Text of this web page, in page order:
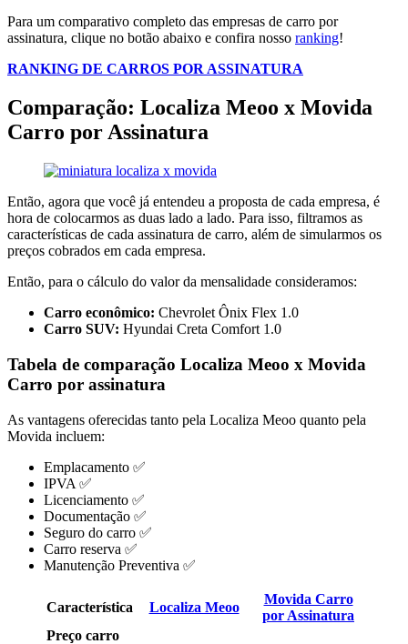
Para um comparativo completo das empresas de carro por
assinatura, clique no botão abaixo e confira nosso ranking!
RANKING DE CARROS POR ASSINATURA
Comparação: Localiza Meoo x Movida
Carro por Assinatura
Então, agora que você já entendeu a proposta de cada empresa, é
hora de colocarmos as duas lado a lado. Para isso, filtramos as
características de cada assinatura de carro, além de simularmos os
preços cobrados em cada empresa.
Então, para o cálculo do valor da mensalidade consideramos:
Carro econômico: Chevrolet Ônix Flex 1.0
Carro SUV: Hyundai Creta Comfort 1.0
Tabela de comparação Localiza Meoo x Movida
Carro por assinatura
As vantagens oferecidas tanto pela Localiza Meoo quanto pela
Movida incluem:
Emplacamento ✅
IPVA ✅
Licenciamento ✅
Documentação ✅
Seguro do carro ✅
Carro reserva ✅
Manutenção Preventiva ✅
Característica Localiza Meoo
Movida Carro
por Assinatura
Preço carro